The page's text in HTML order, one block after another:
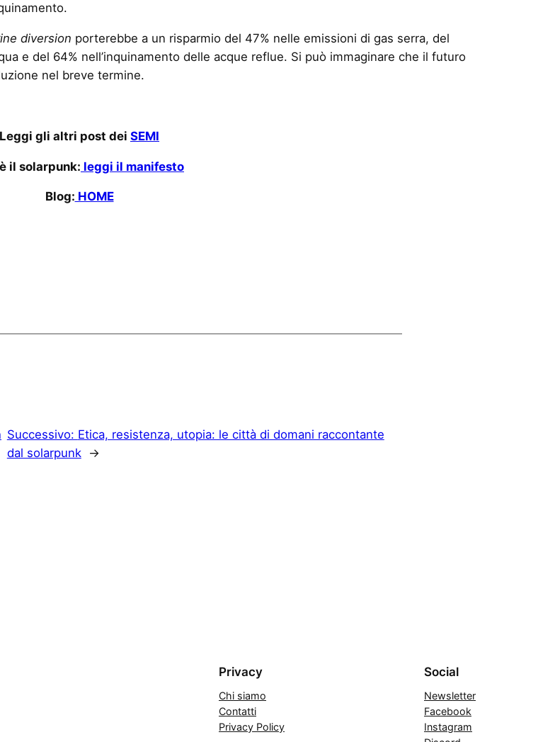
diversion porterebbe a un risparmio del 47% nelle emissioni di gas serra, del
e del 64% nell’inquinamento delle acque reflue. Si può immaginare che il futuro
nel breve termine.
Leggi gli altri post dei SEMI
il solarpunk: leggi il manifesto
Blog: HOME
Successivo: Etica, resistenza, utopia: le città di domani raccontante
dal solarpunk
→
Privacy
Chi siamo
Contatti
Privacy Policy
Social
Newsletter
Facebook
Instagram